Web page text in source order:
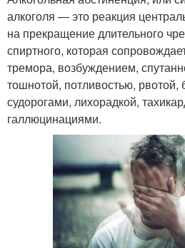
алкоголя — это реакция
на прекращение длительного
спиртного, которая
тремора, возбуждением,
тошнотой, потливостью, рвотой,
судорогами, лихорадкой,
галлюцинациями.